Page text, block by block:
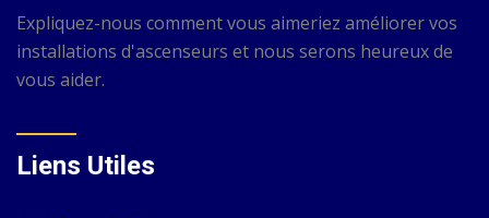
Expliquez-nous comment vous aimeriez améliorer vos
installations d'ascenseurs et nous serons heureux de
vous aider.
Liens Utiles